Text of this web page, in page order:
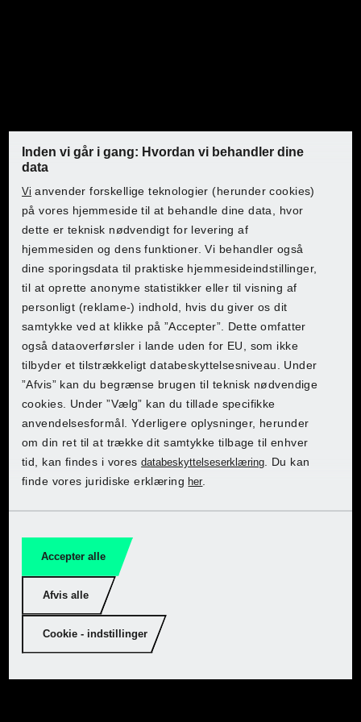
Tjek PARKSIDE i Lidl
Gå til Tilbudsavisen
Tjek PARKSIDE i Lidl
Vælg dit land for at få adgang til shoppen:
Lidl Belgium (FR)
Lidl Belgium (NL)
Lidl Czech
Lidl France
Lidl Germany
Lidl Italy
Lidl Netherlands
Lidl Poland
Lidl Slovakia
Lidl Spain
Tjek PARKSIDE i Lidl
Vælg dit land for at få adgang til shoppen:
Lidl Belgium (FR)
Lidl Czech
Lidl France
Lidl Germany
Lidl Poland
Lidl Slovakia
Tjek PARKSIDE i Lidl
Vælg dit land for at få adgang til shoppen:
Lidl Belgium (FR)
Lidl Czech
Lidl France
Lidl Germany
Lidl Poland
Lidl Slovakia
Tjek PARKSIDE i Lidl
Vælg dit land for at få adgang til shoppen:
Lidl Belgium (FR)
Lidl Czech
Lidl France
Lidl Germany
Lidl Poland
Lidl Slovakia
Få PARKSIDE i Kaufland
Vælg dit land for at få adgang til onlineshoppen:
Disse kraftværker vil få din plæne i topform. Vores
kraftige plæneklippere sikrer en jævn klipning. De
effektive vertikalskærere lufter plænen og fjerner mos
og strå. Du finder alt, hvad du skal bruge til sunde
grønne områder her. Gør din græsplæne til et blikfang!
Have
Batteriteknologi
PERFORMANCE
Inden vi går i gang: Hvordan vi behandler dine
data
Vi anvender forskellige teknologier (herunder cookies)
på vores hjemmeside til at behandle dine data, hvor
dette er teknisk nødvendigt for levering af
hjemmesiden og dens funktioner. Vi behandler også
dine sporingsdata til praktiske hjemmesideindstillinger,
til at oprette anonyme statistikker eller til visning af
personligt (reklame-) indhold, hvis du giver os dit
samtykke ved at klikke på ”Accepter”. Dette omfatter
også dataoverførsler i lande uden for EU, som ikke
tilbyder et tilstrækkeligt databeskyttelsesniveau. Under
”Afvis” kan du begrænse brugen til teknisk nødvendige
cookies. Under ”Vælg” kan du tillade specifikke
anvendelsesformål. Yderligere oplysninger, herunder
om din ret til at trække dit samtykke tilbage til enhver
tid, kan findes i voresdatabeskyttelseserklæring . Du kan
finde vores juridiske erklæring her.
Afvis alle
Accepter alle
Cookie - indstillinger